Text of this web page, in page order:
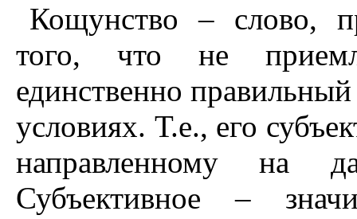
Кощунство – слово,
того, что не
единственно
условиях. Т.е., его
направленному на
Субъективное –